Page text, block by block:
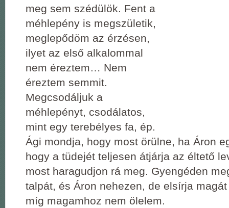
meg sem szédülök. Fent a
méhlepény is megszületik,
meglepődöm az érzésen,
ilyet az első alkalommal
nem éreztem… Nem
éreztem semmit.
Megcsodáljuk a
méhlepényt, csodálatos,
mint egy terebélyes fa, ép.
Ági mondja, hogy most örülne, ha Áron
hogy a tüdejét teljesen átjárja az éltető
most haragudjon rá meg. Gyengéden
talpát, és Áron nehezen, de elsírja
míg magamhoz nem ölelem.